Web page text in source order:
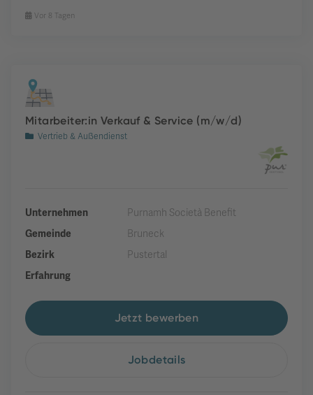
Vor 8 Tagen
Mitarbeiter:in Verkauf & Service (m/w/d)
Vertrieb & Außendienst
Unternehmen
Purnamh Società Benefit
Gemeinde
Bruneck
Bezirk
Pustertal
Erfahrung
Jetzt bewerben
Jobdetails